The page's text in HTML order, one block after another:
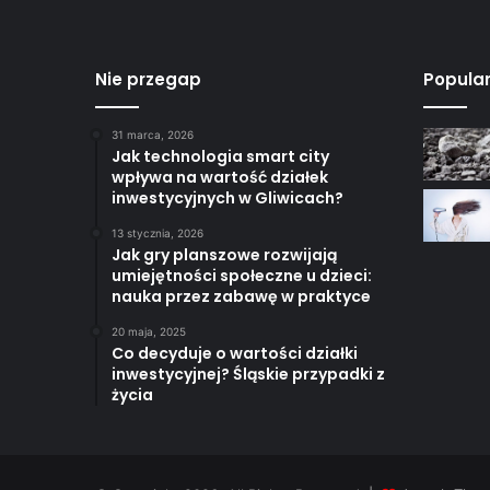
Nie przegap
31 marca, 2026
Jak technologia smart city
wpływa na wartość działek
inwestycyjnych w Gliwicach?
13 stycznia, 2026
Jak gry planszowe rozwijają
umiejętności społeczne u dzieci:
nauka przez zabawę w praktyce
20 maja, 2025
Co decyduje o wartości działki
inwestycyjnej? Śląskie przypadki z
życia